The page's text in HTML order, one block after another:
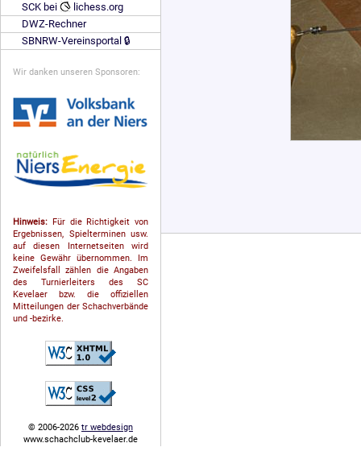
SCK bei
lichess.org
DWZ-Rechner
SBNRW-Vereinsportal 🔒
Wir danken unseren Sponsoren:
Hinweis: Für die Richtigkeit von
Ergebnissen, Spielterminen usw.
auf diesen Internetseiten wird
keine Gewähr übernommen. Im
Zweifelsfall zählen die Angaben
des Turnierleiters des SC
Kevelaer bzw. die offiziellen
Mitteilungen der Schach­ver­bände
und -bezirke.
© 2006-2026 tr webdesign
www.schachclub-kevelaer.de